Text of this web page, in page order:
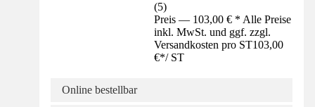
(5)
Preis — 103,00 € * Alle Preise
inkl. MwSt. und ggf. zzgl.
Versandkosten pro ST103,00
€*/ ST
Online bestellbar